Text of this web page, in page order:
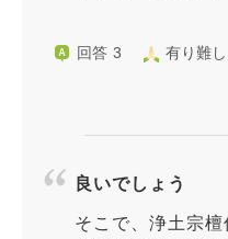
回答 3 有り難
良いでしょう
そこで、浄土宗